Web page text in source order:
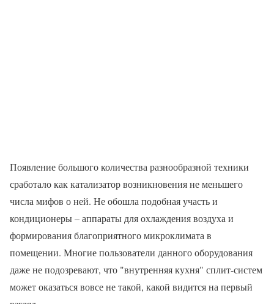
Появление большого количества разнообразной техники
сработало как катализатор возникновения не меньшего
числа мифов о ней. Не обошла подобная участь и
кондиционеры – аппараты для охлаждения воздуха и
формирования благоприятного микроклимата в
помещении. Многие пользователи данного оборудования
даже не подозревают, что "внутренняя кухня" сплит-систем
может оказаться вовсе не такой, какой видится на первый